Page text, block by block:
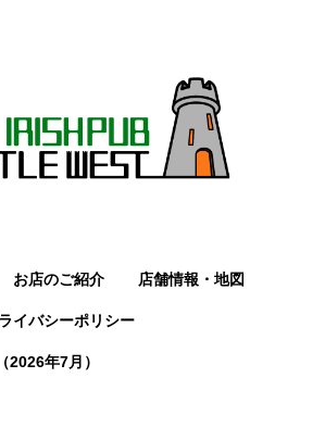
お店のご紹介 店舗情報・地図
イバシーポリシー
2026年7月）